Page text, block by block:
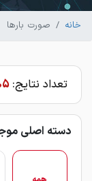
خانه صورت بارها
تعداد نتایج:
دسته اصلی